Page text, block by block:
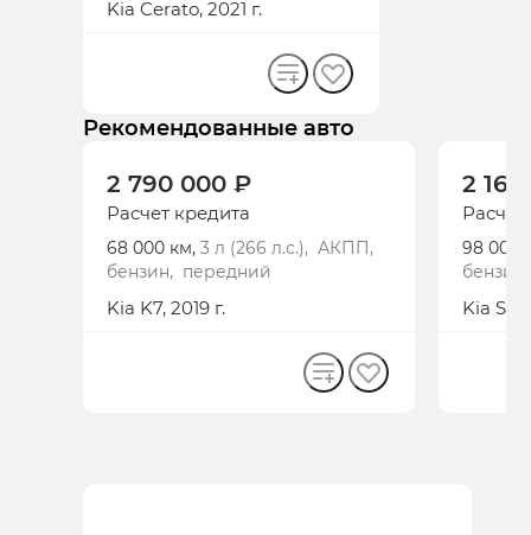
Kia Cerato, 2021 г.
Рекомендованные авто
2 790 000 ₽
Расчет кредита
68 000 км, 3 л (266 л.с.), АКПП,
бензин, передний
Kia K7, 2019 г.
2
98 000
Kia